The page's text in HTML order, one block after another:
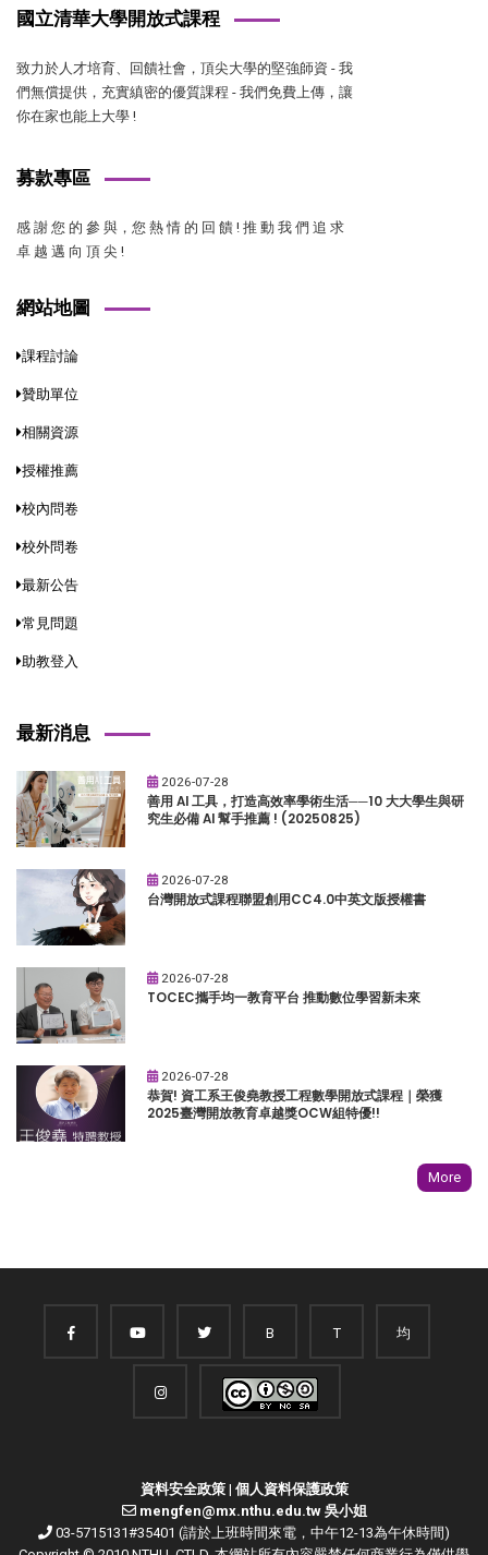
國立清華大學開放式課程
致力於人才培育、回饋社會，頂尖大學的堅強師資 - 我
們無償提供，充實縝密的優質課程 - 我們免費上傳，讓
你在家也能上大學 !
募款專區
感 謝 您 的 參 與，您 熱 情 的 回 饋 ! 推 動 我 們 追 求
卓 越 邁 向 頂 尖 !
網站地圖
課程討論
贊助單位
相關資源
授權推薦
校內問卷
校外問卷
最新公告
常見問題
助教登入
最新消息
2026-07-28
善用 AI 工具，打造高效率學術生活──10 大大學生與研
究生必備 AI 幫手推薦 ! (20250825)
2026-07-28
台灣開放式課程聯盟創用CC4.0中英文版授權書
2026-07-28
TOCEC攜手均一教育平台 推動數位學習新未來
2026-07-28
恭賀! 資工系王俊堯教授工程數學開放式課程｜榮獲
2025臺灣開放教育卓越獎OCW組特優!!
More
B T 均
資料安全政策| 個人資料保護政策
mengfen@mx.nthu.edu.tw 吳小姐
03-5715131#35401 (請於上班時間來電，中午12-13為午休時間)